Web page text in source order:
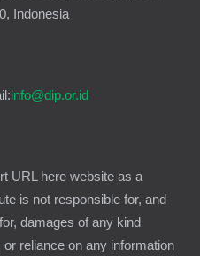
Indonesia
info@dip.or.id
URL here website as a
is not responsible for, and
damages of any kind
reliance on any information